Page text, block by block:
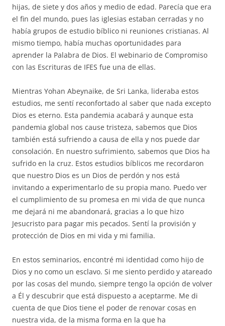
hijas, de siete y dos años y medio de edad. Parecía que era
el fin del mundo, pues las iglesias estaban cerradas y no
había grupos de estudio bíblico ni reuniones cristianas. Al
mismo tiempo, había muchas oportunidades para
aprender la Palabra de Dios. El webinario de Compromiso
con las Escrituras de IFES fue una de ellas.
Mientras Yohan Abeynaike, de Sri Lanka, lideraba estos
estudios, me sentí reconfortado al saber que nada excepto
Dios es eterno. Esta pandemia acabará y aunque esta
pandemia global nos cause tristeza, sabemos que Dios
también está sufriendo a causa de ella y nos puede dar
consolación. En nuestro sufrimiento, sabemos que Dios ha
sufrido en la cruz. Estos estudios bíblicos me recordaron
que nuestro Dios es un Dios de perdón y nos está
invitando a experimentarlo de su propia mano. Puedo ver
el cumplimiento de su promesa en mi vida de que nunca
me dejará ni me abandonará, gracias a lo que hizo
Jesucristo para pagar mis pecados. Sentí la provisión y
protección de Dios en mi vida y mi familia.
En estos seminarios, encontré mi identidad como hijo de
Dios y no como un esclavo. Si me siento perdido y atareado
por las cosas del mundo, siempre tengo la opción de volver
a Él y descubrir que está dispuesto a aceptarme. Me di
cuenta de que Dios tiene el poder de renovar cosas en
nuestra vida, de la misma forma en la que ha